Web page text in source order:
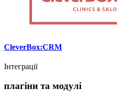
CleverBox:CRM
Інтеграції
плагіни та модулі